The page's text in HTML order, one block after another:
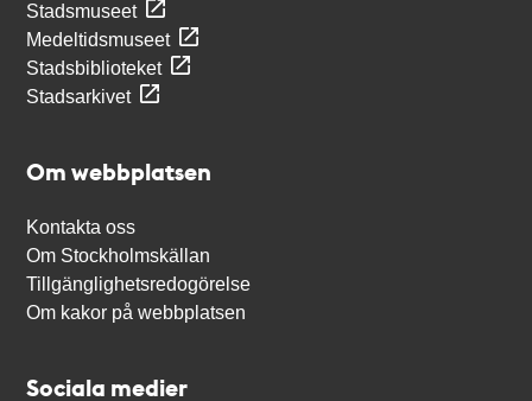
Stadsmuseet
Medeltidsmuseet
Stadsbiblioteket
Stadsarkivet
Om webbplatsen
Kontakta oss
Om Stockholmskällan
Tillgänglighetsredogörelse
Om kakor på webbplatsen
Sociala medier